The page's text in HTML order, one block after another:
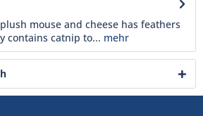
mouse and cheese has feathers
contains catnip to... mehr